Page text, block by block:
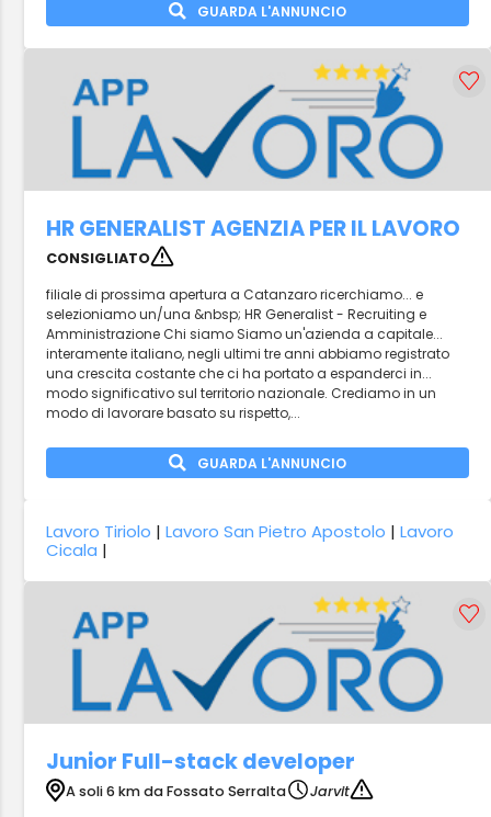
GUARDA L'ANNUNCIO
HR GENERALIST AGENZIA PER IL LAVORO
CONSIGLIATO
filiale di prossima apertura a Catanzaro ricerchiamo... e
selezioniamo un/una &nbsp; HR Generalist - Recruiting e
Amministrazione Chi siamo Siamo un'azienda a capitale...
interamente italiano, negli ultimi tre anni abbiamo registrato
una crescita costante che ci ha portato a espanderci in...
modo significativo sul territorio nazionale. Crediamo in un
modo di lavorare basato su rispetto,...
GUARDA L'ANNUNCIO
Lavoro Tiriolo |Lavoro San Pietro Apostolo |Lavoro
Cicala |
Junior Full-stack developer
A soli 6 km da Fossato Serralta
Jarvit